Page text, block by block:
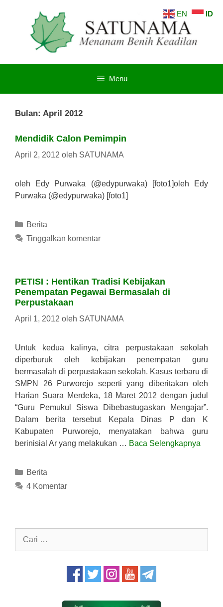
Menu
Bulan: April 2012
Mendidik Calon Pemimpin
April 2, 2012 oleh SATUNAMA
oleh Edy Purwaka (@edypurwaka) [foto1]oleh Edy
Purwaka (@edypurwaka) [foto1]
Kategori
Berita
Tinggalkan komentar
PETISI : Hentikan Tradisi Kebijakan
Penempatan Pegawai Bermasalah di
Perpustakaan
April 1, 2012 oleh SATUNAMA
Untuk kedua kalinya, citra perpustakaan sekolah
diperburuk oleh kebijakan penempatan guru
bermasalah di perpustakaan sekolah. Kasus terbaru di
SMPN 26 Purworejo seperti yang diberitakan oleh
Harian Suara Merdeka, 18 Maret 2012 dengan judul
“Guru Pemukul Siswa Dibebastugaskan Mengajar”.
Dalam berita tersebut Kepala Dinas P dan K
Kabupaten Purworejo, menyatakan bahwa guru
berinisial Ar yang melakukan … Baca Selengkapnya
Kategori
Berita
4 Komentar
Cari
EN ID